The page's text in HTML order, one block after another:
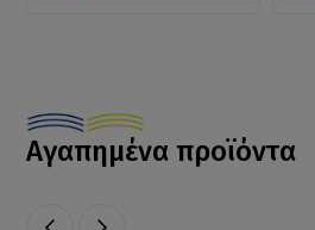
Αγαπημένα προϊόντα